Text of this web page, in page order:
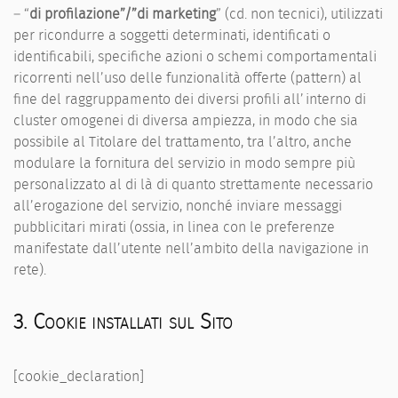
– “di profilazione”/”di marketing” (cd. non tecnici), utilizzati
per ricondurre a soggetti determinati, identificati o
identificabili, specifiche azioni o schemi comportamentali
ricorrenti nell’uso delle funzionalità offerte (pattern) al
fine del raggruppamento dei diversi profili all’interno di
cluster omogenei di diversa ampiezza, in modo che sia
possibile al Titolare del trattamento, tra l’altro, anche
modulare la fornitura del servizio in modo sempre più
personalizzato al di là di quanto strettamente necessario
all’erogazione del servizio, nonché inviare messaggi
pubblicitari mirati (ossia, in linea con le preferenze
manifestate dall’utente nell’ambito della navigazione in
rete).
3. Cookie installati sul Sito
[cookie_declaration]